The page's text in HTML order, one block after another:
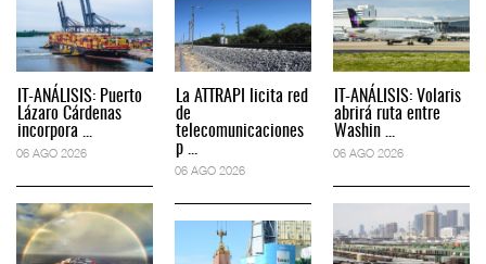
IT-ANÁLISIS: Puerto
Lázaro Cárdenas
incorpora ...
06 AGO 2026
La ATTRAPI licita red
de
telecomunicaciones
p ...
06 AGO 2026
IT-ANÁLISIS: Volaris
abrirá ruta entre
Washin ...
06 AGO 2026